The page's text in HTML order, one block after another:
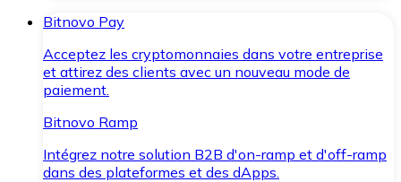
Bitnovo Pay
Acceptez les cryptomonnaies dans votre entreprise
et attirez des clients avec un nouveau mode de
paiement.
Bitnovo Ramp
Intégrez notre solution B2B d'on-ramp et d'off-ramp
dans des plateformes et des dApps.